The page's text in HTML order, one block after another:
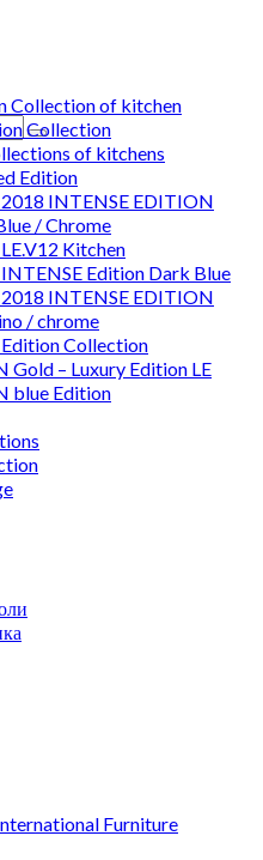
Collection of kitchen
Collection
of kitchens
Edition
INTENSE EDITION
/ Chrome
Kitchen
Edition Dark Blue
INTENSE EDITION
/ chrome
Collection
Gold – Luxury Edition LE
blue Edition
Furniture